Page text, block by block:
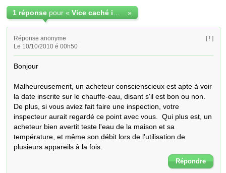
1 réponse pour « »
Réponse anonyme
Le 10/10/2010 é 00h50
[ ! ]
Bonjour
Malheureusement, un acheteur conscienscieux est apte à voir
la date inscrite sur le chauffe-eau, disant s'il est bon ou non.
De plus, si vous aviez fait faire une inspection, votre
inspecteur aurait regardé ce point avec vous.  Qui plus est, un
acheteur bien avertit teste l'eau de la maison et sa
température, et même son débit lors de l'utilisation de
plusieurs appareils à la fois.
Répondre